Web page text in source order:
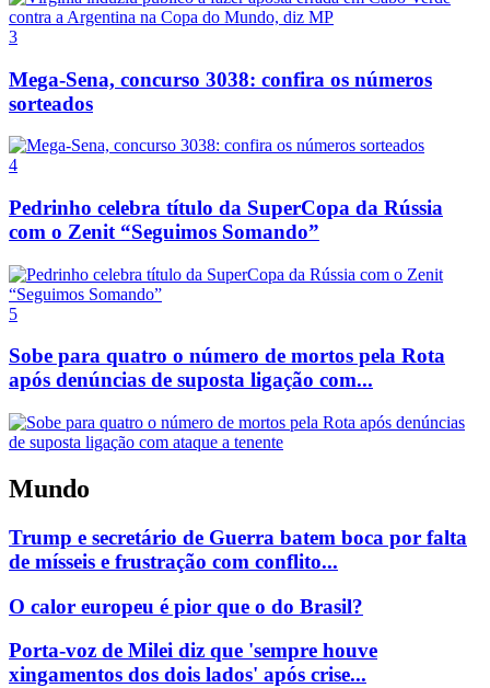
3
Mega-Sena, concurso 3038: confira os números
sorteados
4
Pedrinho celebra título da SuperCopa da Rússia
com o Zenit “Seguimos Somando”
5
Sobe para quatro o número de mortos pela Rota
após denúncias de suposta ligação com...
Mundo
Trump e secretário de Guerra batem boca por falta
de mísseis e frustração com conflito...
O calor europeu é pior que o do Brasil?
Porta-voz de Milei diz que 'sempre houve
xingamentos dos dois lados' após crise...